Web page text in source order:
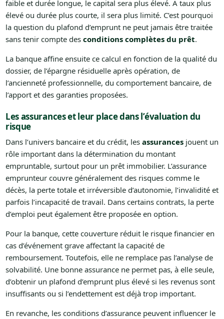
faible et durée longue, le capital sera plus élevé. À taux plus
élevé ou durée plus courte, il sera plus limité. C’est pourquoi
la question du plafond d’emprunt ne peut jamais être traitée
sans tenir compte des conditions complètes du prêt.
La banque affine ensuite ce calcul en fonction de la qualité du
dossier, de l’épargne résiduelle après opération, de
l’ancienneté professionnelle, du comportement bancaire, de
l’apport et des garanties proposées.
Les assurances et leur place dans l’évaluation du
risque
Dans l’univers bancaire et du crédit, les assurancesjouent un
rôle important dans la détermination du montant
empruntable, surtout pour un prêt immobilier. L’assurance
emprunteur couvre généralement des risques comme le
décès, la perte totale et irréversible d’autonomie, l’invalidité et
parfois l’incapacité de travail. Dans certains contrats, la perte
d’emploi peut également être proposée en option.
Pour la banque, cette couverture réduit le risque financier en
cas d’événement grave affectant la capacité de
remboursement. Toutefois, elle ne remplace pas l’analyse de
solvabilité. Une bonne assurance ne permet pas, à elle seule,
d’obtenir un plafond d’emprunt plus élevé si les revenus sont
insuffisants ou si l’endettement est déjà trop important.
En revanche, les conditions d’assurance peuvent influencer le